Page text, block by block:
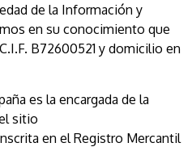
de la Información y
en su conocimiento que
B72600521 y domicilio en
es la encargada de la
sitio
en el Registro Mercantil